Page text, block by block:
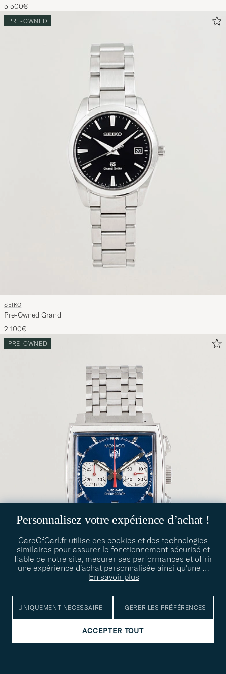
5 500€
PRE-OWNED
SEIKO
Pre-Owned Grand
2 100€
PRE-OWNED
Personnalisez votre expérience d’achat !
CareOfCarl.fr utilise des cookies et des technologies
similaires pour assurer le fonctionnement sécurisé et
fiable de notre site, mesurer ses performances et offrir
une expérience d’achat personnalisée ainsi qu’une …
En savoir plus
UNIQUEMENT NÉCESSAIRE GÉRER LES PRÉFÉRENCES
ACCEPTER TOUT